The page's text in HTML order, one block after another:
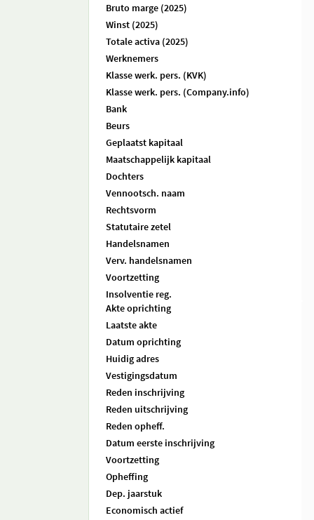
Bruto marge (2025)
Winst (2025)
Totale activa (2025)
Werknemers
Klasse werk. pers. (KVK)
Klasse werk. pers. (Company.info)
Bank
Beurs
Geplaatst kapitaal
Maatschappelijk kapitaal
Dochters
Vennootsch. naam
Rechtsvorm
Statutaire zetel
Handelsnamen
Verv. handelsnamen
Voortzetting
Insolventie reg.
Akte oprichting
Laatste akte
Datum oprichting
Huidig adres
Vestigingsdatum
Reden inschrijving
Reden uitschrijving
Reden opheff.
Datum eerste inschrijving
Voortzetting
Opheffing
Dep. jaarstuk
Economisch actief